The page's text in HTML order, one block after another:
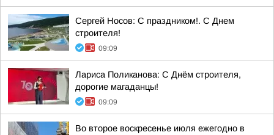
Сергей Носов: С праздником!. С Днем
строителя!
09:09
Лариса Поликанова: С Днём строителя,
дорогие магаданцы!
09:09
Во второе воскресенье июля ежегодно в